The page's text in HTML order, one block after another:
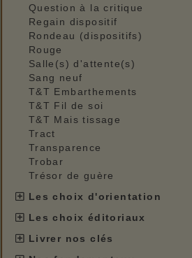
Question à la critique
Regain dispositif
Rondeau (dispositifs)
Rouge
Salle(s) d'attente(s)
Sang neuf
T&T Embarthements
T&T Fil de soi
T&T Mais tissage
Tract
Transparence
Trobar
Trésor de guère
Les choix d'orientation
Les choix éditoriaux
Livrer nos clés